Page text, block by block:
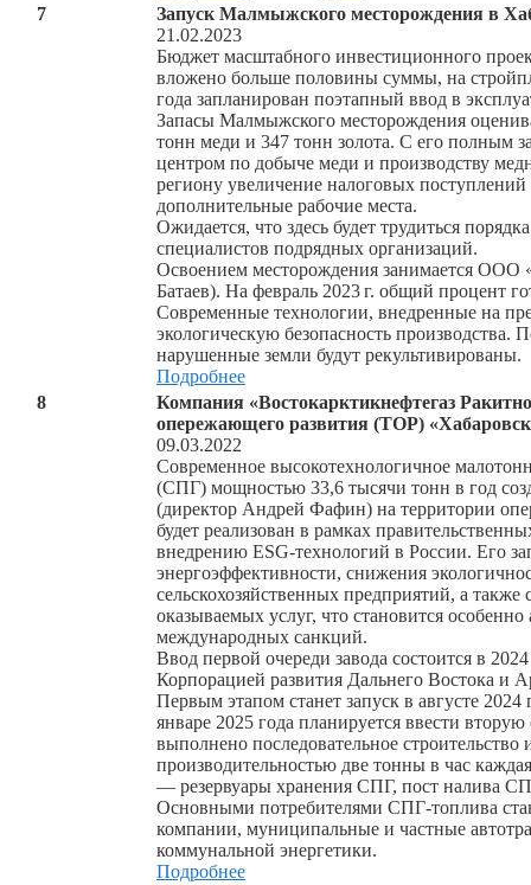
7
Запуск Малмыжского месторождения в
21.02.2023
Бюджет масштабного инвестиционного
вложено больше половины суммы, на
года запланирован поэтапный ввод в
Запасы Малмыжского месторождения
тонн меди и 347 тонн золота. С его полным
центром по добыче меди и производству
региону увеличение налоговых
дополнительные рабочие места.
Ожидается, что здесь будет трудиться
специалистов подрядных организаций.
Освоением месторождения занимается ООО
Батаев). На февраль 2023 г. общий процент
Современные технологии, внедренные на
экологическую безопасность производства.
нарушенные земли будут рекультивированы.
Подробнее
8
Компания «Востокарктикнефтегаз
опережающего развития (ТОР)
09.03.2022
Современное высокотехнологичное
(СПГ) мощностью 33,6 тысячи тонн в год
(директор Андрей Фафин) на территории
будет реализован в рамках
внедрению ESG-технологий в России. Его
энергоэффективности, снижения
сельскохозяйственных предприятий, а
оказываемых услуг, что становится
международных санкций.
Ввод первой очереди завода состоится в
Корпорацией развития Дальнего Востока и
Первым этапом станет запуск в августе
январе 2025 года планируется ввести
выполнено последовательное
производительностью две тонны в час
— резервуары хранения СПГ, пост налива
Основными потребителями СПГ-топлива
компании, муниципальные и частные
коммунальной энергетики.
Подробнее